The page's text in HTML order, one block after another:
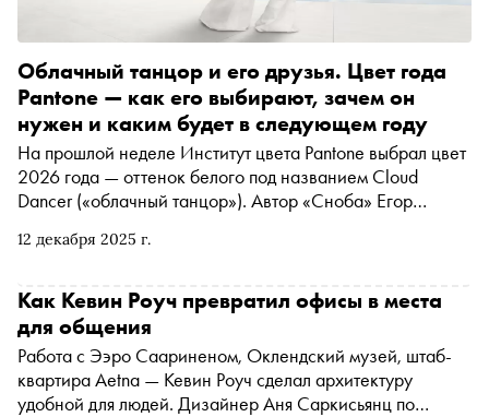
12 декабря 2025 г.
Облачный танцор и его друзья. Цвет года
Pantone — как его выбирают, зачем он
нужен и каким будет в следующем году
На прошлой неделе Институт цвета Pantone выбрал цвет
2026 года — оттенок белого под названием Cloud
Dancer («облачный танцор»). Автор «Сноба» Егор
студии Designic Аней Саркисьянц о том, как вообще
«танцор» не устроил многих в профессиональном
сообществе и какого цвета нам ждать следующим
(альтернативный «цвет года» для тех, кого белый не
устроил, тоже подобрали)
Как Кевин Роуч превратил офисы в места
для общения
Работа с Ээро Саариненом, Оклендский музей, штаб-
квартира Aetna — Кевин Роуч сделал архитектуру
удобной для людей. Дизайнер Аня Саркисьянц по